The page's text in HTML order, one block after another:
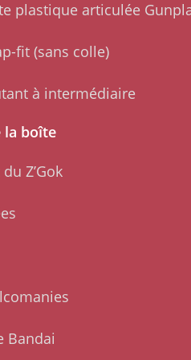
plastique articulée
fit (sans colle)
à intermédiaire
la boîte
Z’Gok
Bandai